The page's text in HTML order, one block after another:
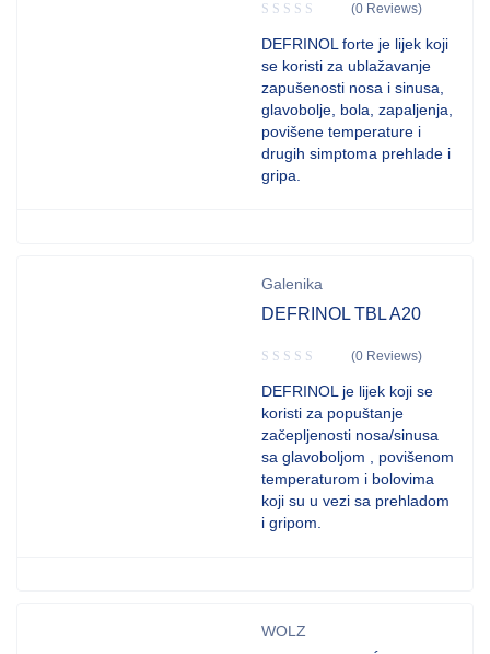
(0 Reviews)
DEFRINOL forte je lijek koji
se koristi za ublažavanje
zapušenosti nosa i sinusa,
glavobolje, bola, zapaljenja,
povišene temperature i
drugih simptoma prehlade i
gripa.
Galenika
DEFRINOL TBL A20
(0 Reviews)
DEFRINOL je lijek koji se
koristi za popuštanje
začepljenosti nosa/sinusa
sa glavoboljom , povišenom
temperaturom i bolovima
koji su u vezi sa prehladom
i gripom.
WOLZ